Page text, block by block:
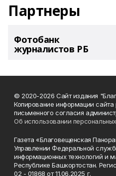
Партнеры
Фотобанк
журналистов РБ
© 2020-2026 Сайт издания
Копирование информации
письменного согласия
Об использовании
Газета «Благовещенская
Управлении Федеральной
информационных технологий и
Республике Башкортостан.
02 - 01868 от 11.06.2025 г.